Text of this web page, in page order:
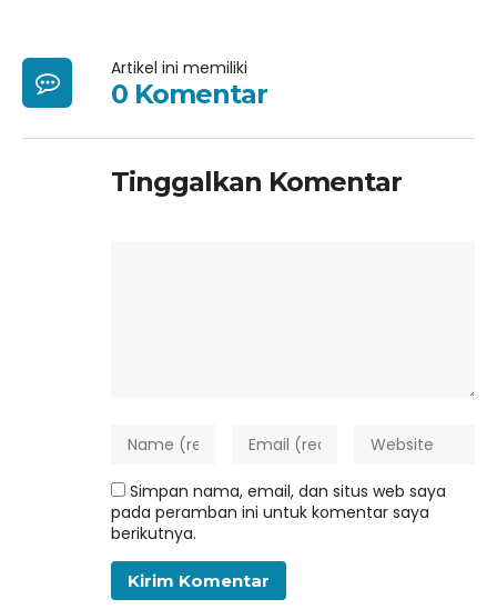
Artikel ini memiliki
0 Komentar
Tinggalkan Komentar
Simpan nama, email, dan situs web saya
pada peramban ini untuk komentar saya
berikutnya.